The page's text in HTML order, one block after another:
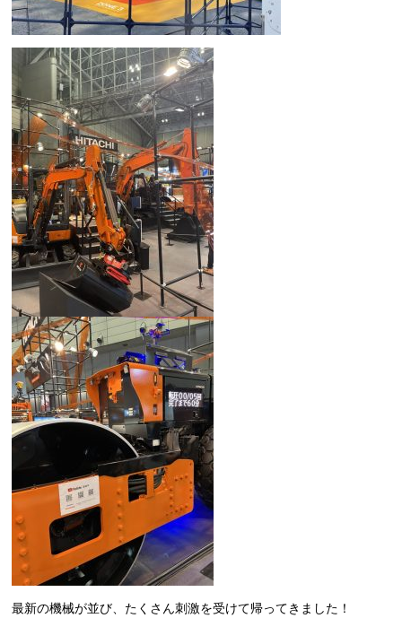
最新の機械が並び、たくさん刺激を受けて帰ってきました！